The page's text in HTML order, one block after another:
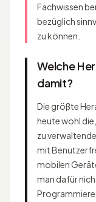
Fachwissen
bezüglich
zu können.
Welche
damit?
Die größte
heute wohl
zu
mit
mobilen
man dafür